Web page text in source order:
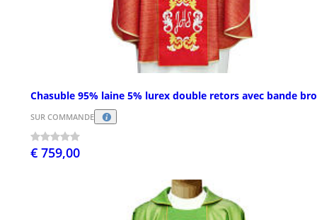
Chasuble 95% laine 5% lurex double retors avec bande
SUR COMMANDE
€ 759,00